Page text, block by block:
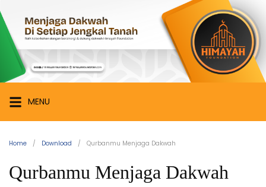
to
content
Himayah
Foundation
Menjaga
Dakwah
di
Setiap
Jengkal
MENU
Home Download Qurbanmu Menjaga Dakwah
Qurbanmu Menjaga Dakwah